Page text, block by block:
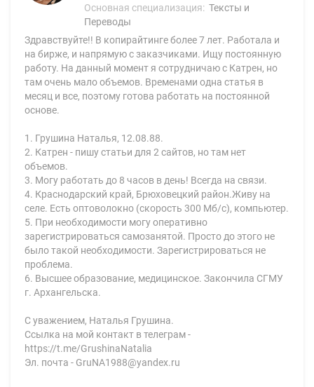
Основная специализация: Тексты и
Переводы
Здравствуйте!! В копирайтинге более 7 лет. Работала и
на бирже, и напрямую с заказчиками. Ищу постоянную
работу. На данный момент я сотрудничаю с Катрен, но
там очень мало объемов. Временами одна статья в
месяц и все, поэтому готова работать на постоянной
основе.
1. Грушина Наталья, 12.08.88.
2. Катрен - пишу статьи для 2 сайтов, но там нет
объемов.
3. Могу работать до 8 часов в день! Всегда на связи.
4. Краснодарский край, Брюховецкий район.Живу на
селе. Есть оптоволокно (скорость 300 Мб/с), компьютер.
5. При необходимости могу оперативно
зарегистрироваться самозанятой. Просто до этого не
было такой необходимости. Зарегистрироваться не
проблема.
6. Высшее образование, медицинское. Закончила СГМУ
г. Архангельска.
С уважением, Наталья Грушина.
Ссылка на мой контакт в телеграм -
https://t.me/GrushinaNatalia
Эл. почта - GruNA1988@yandex.ru